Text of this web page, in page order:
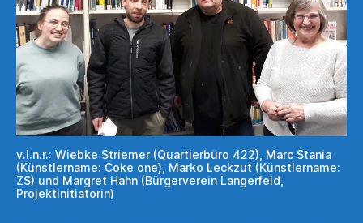
v.l.n.r.: Wiebke Striemer (Quartierbüro 422), Marc Stania
(Künstlername: Coke one), Marko Leckzut (Künstlername:
ZS) und Margret Hahn (Bürgerverein Langerfeld,
Projektinitiatorin)